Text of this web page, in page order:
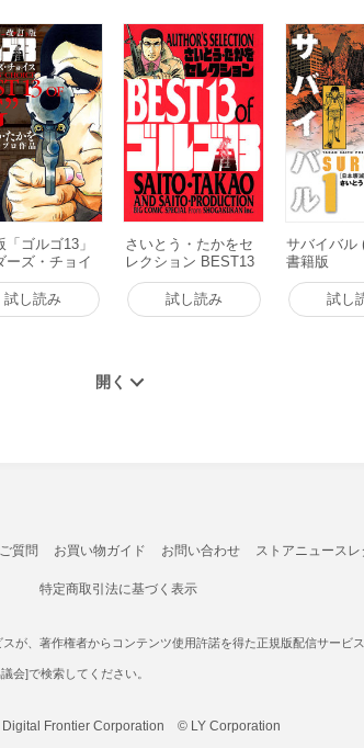
「ゴルゴ13」
ーズ・チョイ
書籍版
試し読み
さいとう・たかをセ
レクション BEST13
of ゴルゴ13 電子書籍
版
試し読み
サバイバル
書籍版
試し
質問 お買い物ガイド お問い合わせ ストアニュースレ
特定商取引法に基づく表示
が、著作権者からコンテンツ使用許諾を得た正規版配信サービ
会]で検索してください。
Frontier Corporation © LY Corporation